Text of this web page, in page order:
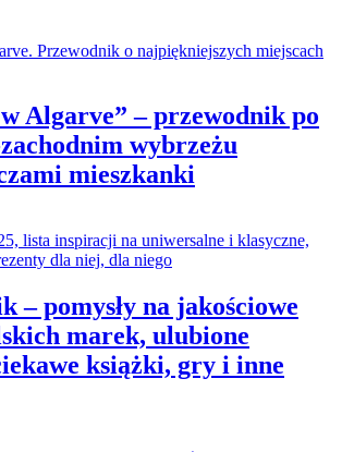
Algarve” – przewodnik po
wybrzeżu
mieszkanki
– pomysły na jakościowe
marek, ulubione
książki, gry i inne